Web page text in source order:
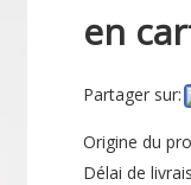
en
Partager sur:
Origine du
Délai de